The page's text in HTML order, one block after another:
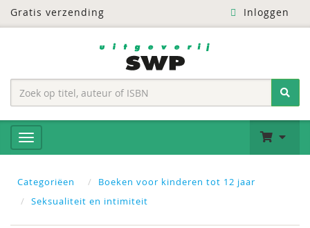
Gratis verzending Inloggen
Categoriëen
Boeken voor kinderen tot 12 jaar
Seksualiteit en intimiteit